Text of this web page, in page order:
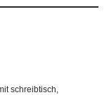
schreibtisch,